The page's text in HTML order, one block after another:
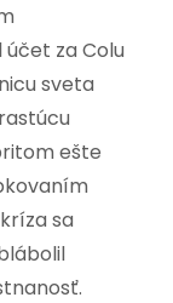
za Colu
sveta
ešte
sa